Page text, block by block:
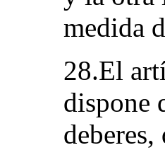
medida
28.El
dispone